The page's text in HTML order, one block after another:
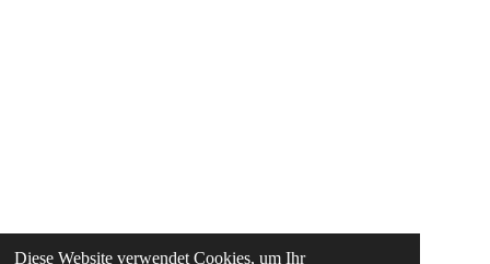
Diese Website verwendet Cookies, um Ihr